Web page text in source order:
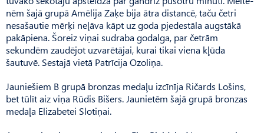
nēm šajā grupā Amēlija Zaķe bija ātra distancē, taču četri
nesašautie mērķi neļāva kāpt uz goda pjedestāla augstākā
pakāpiena. Šoreiz viņai sudraba godalga, par četrām
sekundēm zaudējot uzvarētājai, kurai tikai viena kļūda
šautuvē. Sestajā vietā Patrīcija Ozoliņa.
Jauniešiem B grupā bronzas medaļu izcīnīja Ričards Lošins,
bet tūlīt aiz viņa Rūdis Bišers. Jaunietēm šajā grupā bronzas
medaļa Elizabetei Slotiņai.